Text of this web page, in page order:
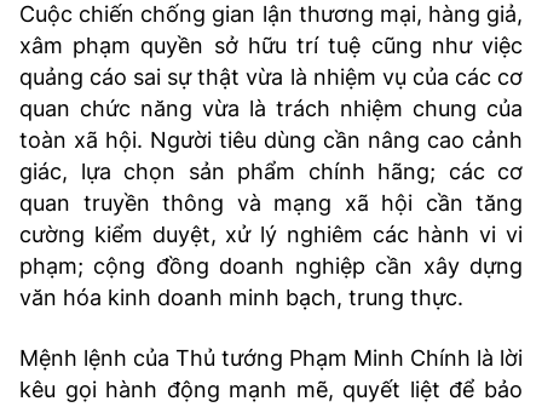
Cuộc chiến chống gian lận thương mại, hàng giả,
xâm phạm quyền sở hữu trí tuệ cũng như việc
quảng cáo sai sự thật vừa là nhiệm vụ của các cơ
quan chức năng vừa là trách nhiệm chung của
toàn xã hội. Người tiêu dùng cần nâng cao cảnh
giác, lựa chọn sản phẩm chính hãng; các cơ
quan truyền thông và mạng xã hội cần tăng
cường kiểm duyệt, xử lý nghiêm các hành vi vi
phạm; cộng đồng doanh nghiệp cần xây dựng
văn hóa kinh doanh minh bạch, trung thực.
Mệnh lệnh của Thủ tướng Phạm Minh Chính là lời
kêu gọi hành động mạnh mẽ, quyết liệt để bảo